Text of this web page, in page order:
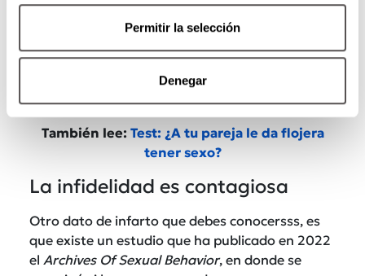
Permitir la selección
Denegar
También lee: Test: ¿A tu pareja le da flojera
tener sexo?
La infidelidad es contagiosa
Otro dato de infarto que debes conocersss, es
que existe un estudio que ha publicado en 2022
el Archives Of Sexual Behavior, en donde se